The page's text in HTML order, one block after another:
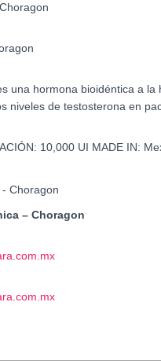
una hormona bioidéntica a
niveles de testosterona en
10,000 UI MADE IN:
– Choragon